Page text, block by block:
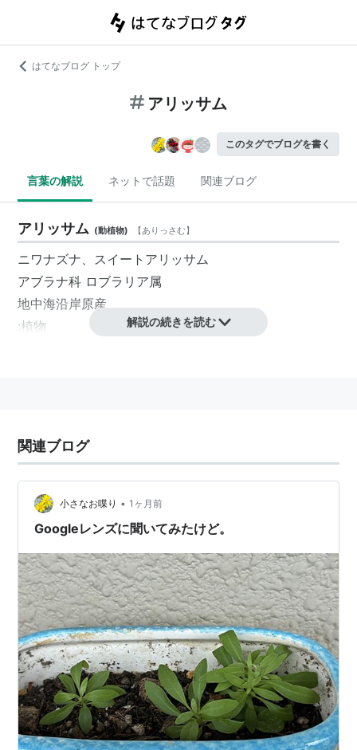
はてなブログ トップ
アリッサム
このタグでブログを書く
言葉の解説 ネットで話題 関連ブログ
アリッサム (動植物) 【ありっさむ】
ニワナズナ、スイートアリッサム
アブラナ科 ロブラリア属
地中海沿岸原産
:植物
解説の続きを読む
関連ブログ
小さなお喋り • 1ヶ月前
Googleレンズに聞いてみたけど。